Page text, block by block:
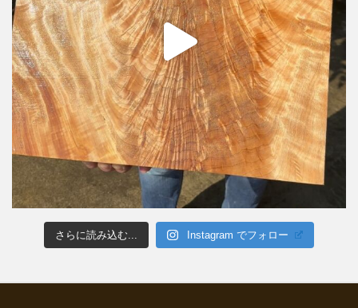
さらに読み込む... Instagram でフォロー